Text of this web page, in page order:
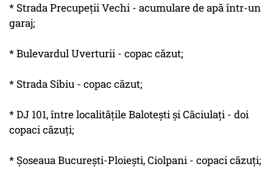
* Strada Precupeţii Vechi - acumulare de apă într-un
garaj;
* Bulevardul Uverturii - copac căzut;
* Strada Sibiu - copac căzut;
* DJ 101, între localităţile Baloteşti şi Căciulaţi - doi
copaci căzuţi;
* Şoseaua Bucureşti-Ploieşti, Ciolpani - copaci căzuţi;